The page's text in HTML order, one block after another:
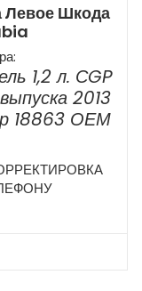
Левое Шкода
1,2 л. СGP
2013
18863 ОЕМ